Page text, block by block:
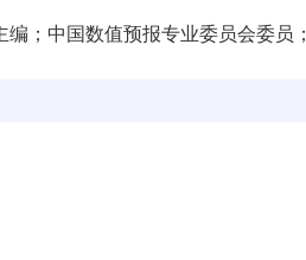
编；中国数值预报专业委员会委员